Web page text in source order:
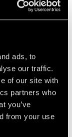
ads, to
our traffic.
of our site with
partners who
you’ve
from your use